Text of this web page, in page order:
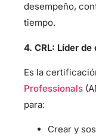
desempeño,
tiempo.
4. CRL: Líder
Es la
Professionals
para:
Crear y